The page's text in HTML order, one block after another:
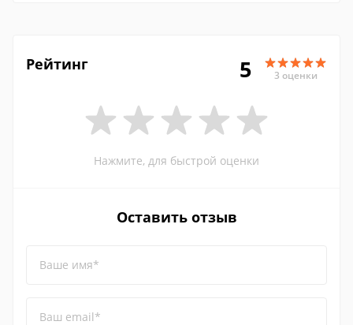
Рейтинг 5 3 оценки
Нажмите, для быстрой оценки
Оставить отзыв
Ваше имя*
Ваш email*